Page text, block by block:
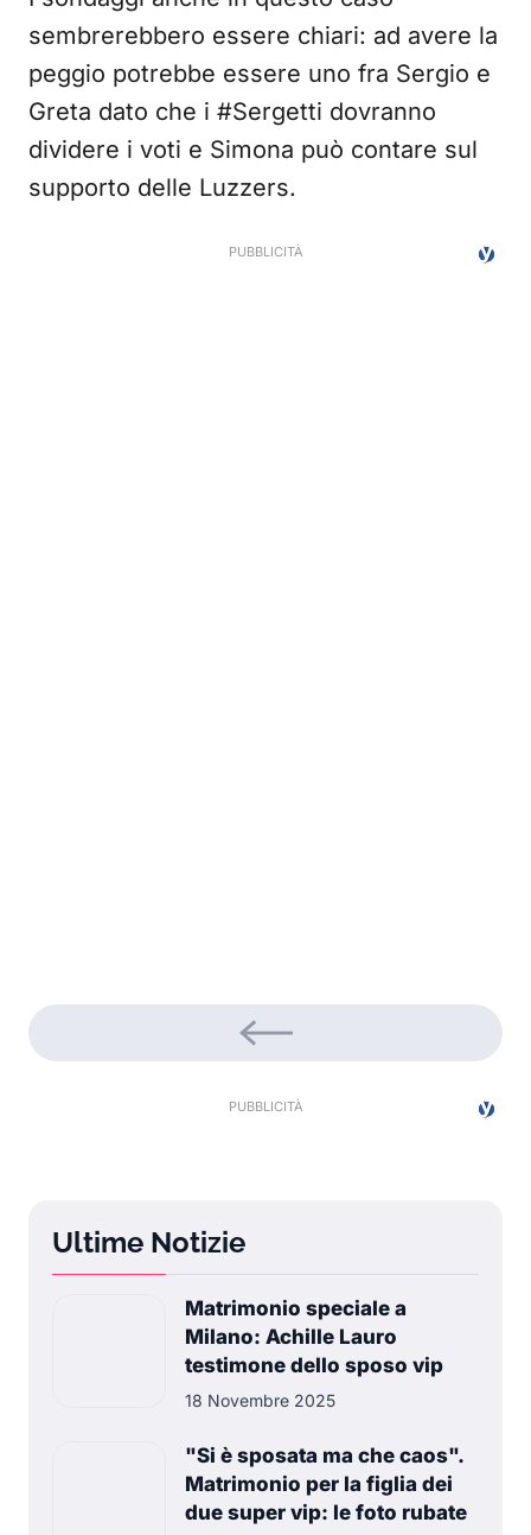
sembrerebbero essere chiari: ad avere la
peggio potrebbe essere uno fra Sergio e
Greta dato che i #Sergetti dovranno
dividere i voti e Simona può contare sul
supporto delle Luzzers.
Ultime Notizie
Matrimonio speciale a
Milano: Achille Lauro
testimone dello sposo vip
18 Novembre 2025
"Si è sposata ma che caos".
Matrimonio per la figlia dei
due super vip: le foto rubate